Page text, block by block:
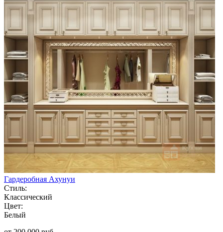
Гардеробная Ахунуи
Стиль:
Классический
Цвет:
Белый